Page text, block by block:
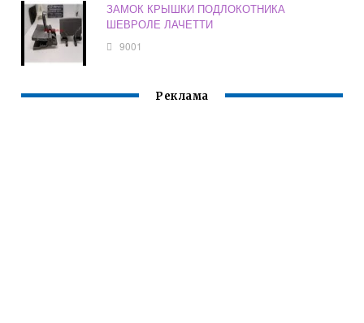
ЗАМОК КРЫШКИ ПОДЛОКОТНИКА
ШЕВРОЛЕ ЛАЧЕТТИ
9001
Реклама